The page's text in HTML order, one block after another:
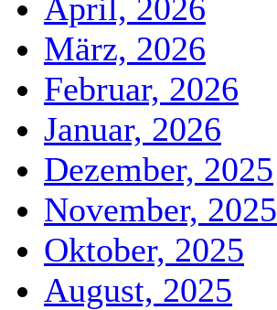
April, 2026
März, 2026
Februar, 2026
Januar, 2026
Dezember, 2025
November, 2025
Oktober, 2025
August, 2025